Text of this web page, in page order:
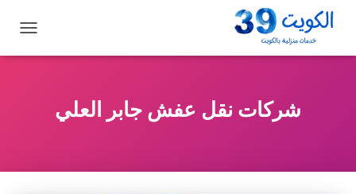
التنقل
شركات نقل عفش جابر العلي